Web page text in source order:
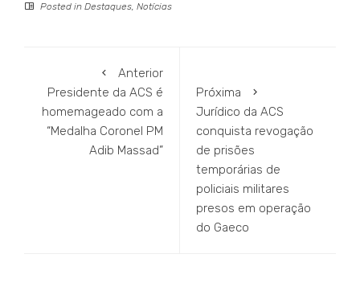
Posted in Destaques, Notícias
Anterior
Presidente da ACS é
homemageado com a
“Medalha Coronel PM
Adib Massad”
Próxima
Jurídico da ACS
conquista revogação
de prisões
temporárias de
policiais militares
presos em operação
do Gaeco